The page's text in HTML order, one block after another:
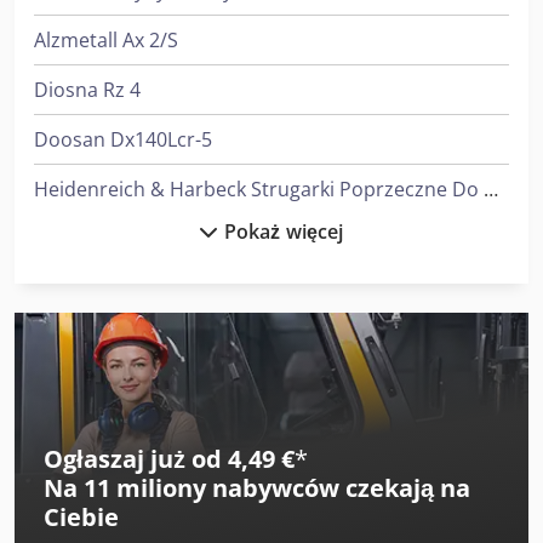
Alzmetall Ax 2/S
Diosna Rz 4
Doosan Dx140Lcr-5
Heidenreich & Harbeck Strugarki Poprzeczne Do Przekładni Zębatych
Komatsu Hb365Lc-3
Lagun L 1400
Langzauner Lzg-M-Ii-Sy
Linde L 10
Pokaż więcej
Ogłaszaj już od 4,49 €*
Na 11 miliony nabywców czekają na
Ciebie